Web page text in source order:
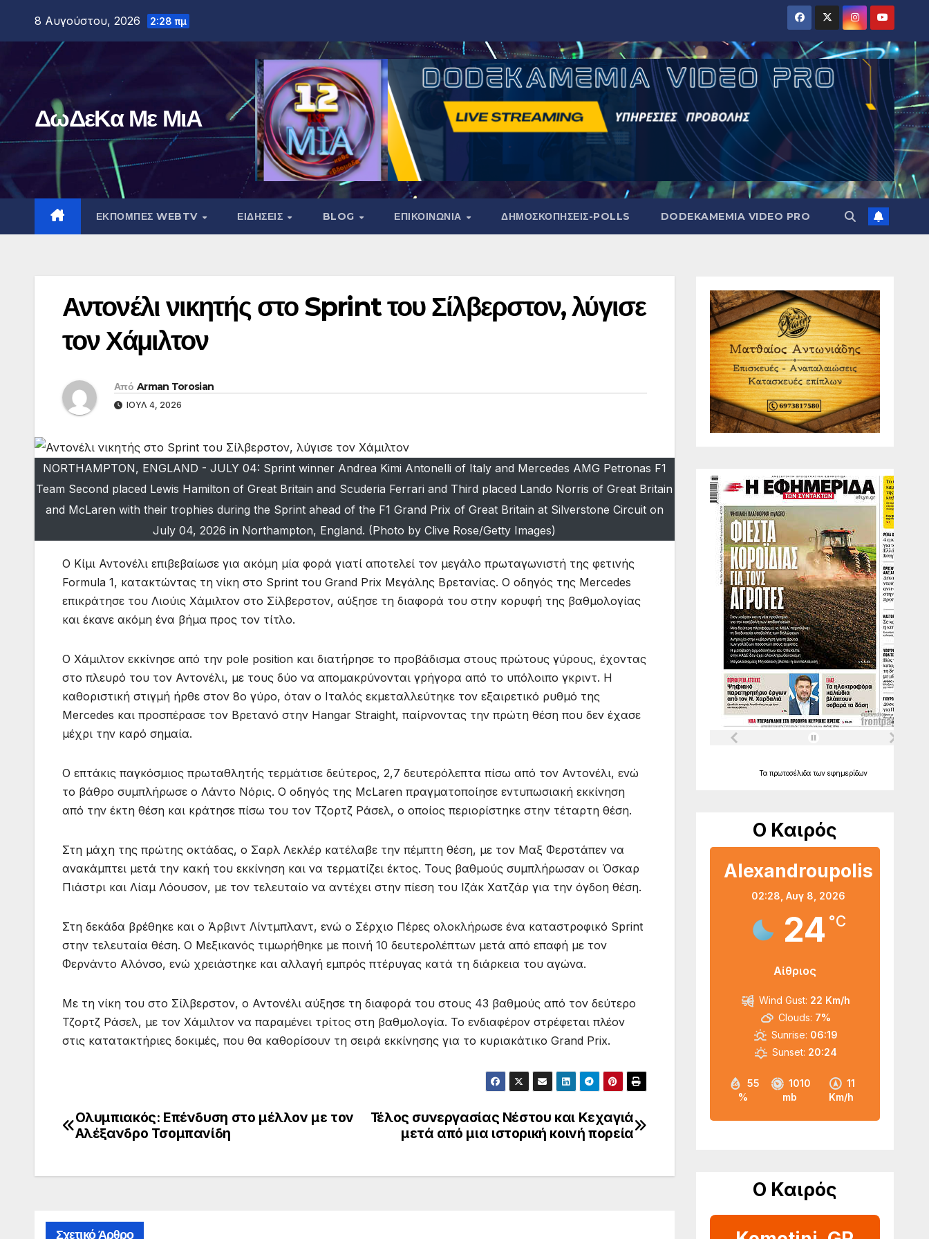
περιεχόμενο
8 Αυγούστου, 2026 2:28 πμ
ΔωΔεΚα Με ΜιΑ
ΕΚΠΟΜΠΕΣ WEBTV ΕΙΔΗΣΕΙΣ BLOG ΕΠΙΚΟΙΝΩΝΙΑ ΔΗΜΟΣΚΟΠΉΣΕΙΣ-POLLS DODEKAMEMIA VIDEO PRO
Αντονέλι νικητής στο Sprint του Σίλβερστον, λύγισε
τον Χάμιλτον
Από Arman Torosian
ΙΟΎΛ 4, 2026
NORTHAMPTON, ENGLAND - JULY 04: Sprint winner Andrea Kimi Antonelli of Italy and Mercedes AMG Petronas F1
Team Second placed Lewis Hamilton of Great Britain and Scuderia Ferrari and Third placed Lando Norris of Great Britain
and McLaren with their trophies during the Sprint ahead of the F1 Grand Prix of Great Britain at Silverstone Circuit on
July 04, 2026 in Northampton, England. (Photo by Clive Rose/Getty Images)
Ο Κίμι Αντονέλι επιβεβαίωσε για ακόμη μία φορά γιατί αποτελεί τον μεγάλο πρωταγωνιστή της φετινής
Formula 1, κατακτώντας τη νίκη στο Sprint του Grand Prix Μεγάλης Βρετανίας. Ο οδηγός της Mercedes
επικράτησε του Λιούις Χάμιλτον στο Σίλβερστον, αύξησε τη διαφορά του στην κορυφή της βαθμολογίας
και έκανε ακόμη ένα βήμα προς τον τίτλο.
Ο Χάμιλτον εκκίνησε από την pole position και διατήρησε το προβάδισμα στους πρώτους γύρους, έχοντας
στο πλευρό του τον Αντονέλι, με τους δύο να απομακρύνονται γρήγορα από το υπόλοιπο γκριντ. Η
καθοριστική στιγμή ήρθε στον 8ο γύρο, όταν ο Ιταλός εκμεταλλεύτηκε τον εξαιρετικό ρυθμό της
Mercedes και προσπέρασε τον Βρετανό στην Hangar Straight, παίρνοντας την πρώτη θέση που δεν έχασε
μέχρι την καρό σημαία.
Ο επτάκις παγκόσμιος πρωταθλητής τερμάτισε δεύτερος, 2,7 δευτερόλεπτα πίσω από τον Αντονέλι, ενώ
το βάθρο συμπλήρωσε ο Λάντο Νόρις. Ο οδηγός της McLaren πραγματοποίησε εντυπωσιακή εκκίνηση
από την έκτη θέση και κράτησε πίσω του τον Τζορτζ Ράσελ, ο οποίος περιορίστηκε στην τέταρτη θέση.
Στη μάχη της πρώτης οκτάδας, ο Σαρλ Λεκλέρ κατέλαβε την πέμπτη θέση, με τον Μαξ Φερστάπεν να
ανακάμπτει μετά την κακή του εκκίνηση και να τερματίζει έκτος. Τους βαθμούς συμπλήρωσαν οι Όσκαρ
Πιάστρι και Λίαμ Λόουσον, με τον τελευταίο να αντέχει στην πίεση του Ιζάκ Χατζάρ για την όγδοη θέση.
Στη δεκάδα βρέθηκε και ο Άρβιντ Λίντμπλαντ, ενώ ο Σέρχιο Πέρες ολοκλήρωσε ένα καταστροφικό Sprint
στην τελευταία θέση. Ο Μεξικανός τιμωρήθηκε με ποινή 10 δευτερολέπτων μετά από επαφή με τον
Φερνάντο Αλόνσο, ενώ χρειάστηκε και αλλαγή εμπρός πτέρυγας κατά τη διάρκεια του αγώνα.
Με τη νίκη του στο Σίλβερστον, ο Αντονέλι αύξησε τη διαφορά του στους 43 βαθμούς από τον δεύτερο
Τζορτζ Ράσελ, με τον Χάμιλτον να παραμένει τρίτος στη βαθμολογία. Το ενδιαφέρον στρέφεται πλέον
στις κατατακτήριες δοκιμές, που θα καθορίσουν τη σειρά εκκίνησης για το κυριακάτικο Grand Prix.
Πλοήγηση
Τέλος συνεργασίας Νέστου και Κεχαγιά
μετά από μια ιστορική κοινή πορεία
Ολυμπιακός: Επένδυση στο μέλλον με τον
Αλέξανδρο Τσομπανίδη
Σχετικό Άρθρο
Τα πρωτοσέλιδα των εφημερίδων
Ο Καιρός
Alexandroupolis
02:28, Αυγ 8, 2026
24 °C
Αίθριος
55
%
1010
mb
11
Km/h
Wind Gust: 22 Km/h
Clouds: 7%
Sunrise: 06:19
Sunset: 20:24
Ο Καιρός